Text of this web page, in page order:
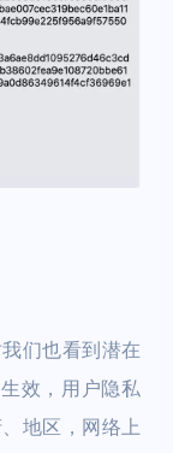
们也看到潜在
效，用户隐私
地区，网络上